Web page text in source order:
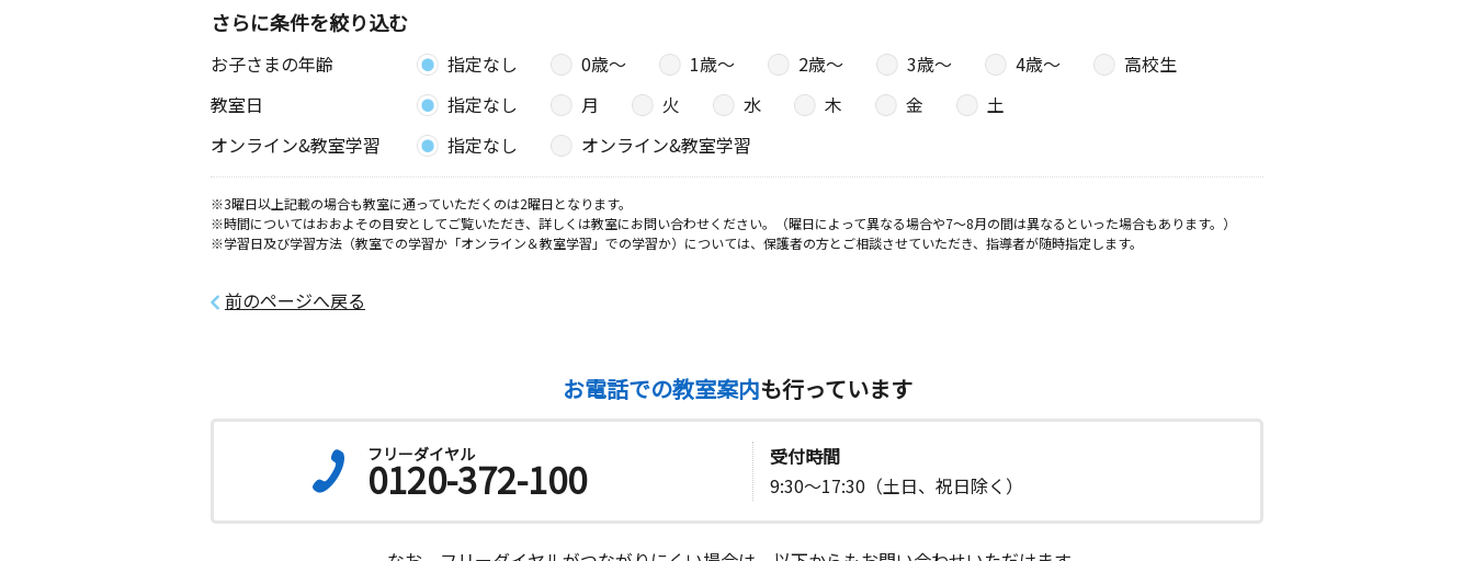
さらに条件を絞り込む
お子さまの年齢 指定なし 0歳〜 1歳〜 2歳〜 3歳〜 4歳〜
高校生
教室日
指定なし 月 火 水 木 金
土
オンライン&教室学習
指定なし オンライン&教室学習
※3曜日以上記載の場合も教室に通っていただくのは2曜日となります。
※時間についてはおおよその目安としてご覧いただき、詳しくは教室にお問い合わせください。（曜日によって異なる場合や7～8月の間は異なるといった場合もあります。）
※学習日及び学習方法（教室での学習か「オンライン＆教室学習」での学習か）については、保護者の方とご相談させていただき、指導者が随時指定します。
前のページへ戻る
お電話での教室案内も行っています
フリーダイヤル
0120-372-100
受付時間
9:30～17:30（土日、祝日除く）